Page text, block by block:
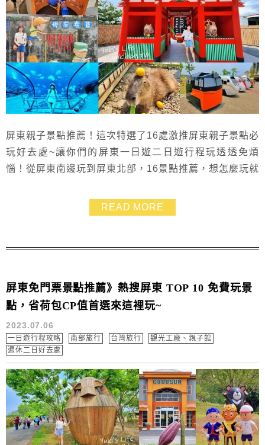
屏東親子景點推薦！這次特選了16處激推屏東親子景點必
玩好去處~讓你們的屏東一日遊二日遊行程玩透透免煩
惱！從屏東南邊玩到屏東北部，16景點推薦，想怎麼玩就
READ MORE
屏東免門票景點推薦》熱搜屏東 TOP 10 免費玩景
點，省荷包CP值首選來這裡玩~
2023.07.06
一日遊行程攻略 南部旅行 台灣旅行
觀光工廠、親子館
週休二日好去處